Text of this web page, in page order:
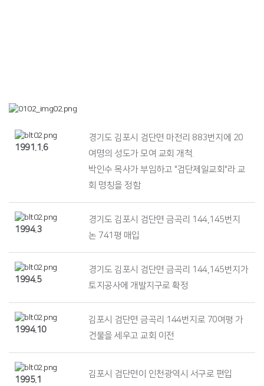
1991.1.6
경기도 김포시 검단면 마전리 883번지에 20
여명의 성도가 모여 교회 개척.
박인수 목사가 부임하고 "검단제일교회"라 교
회 명칭을 정함
1994.3
경기도 김포시 검단면 금곡리 144,145번지
논 741평 매입
1994.5
경기도 김포시 검단면 금곡리 144,145번지가
토지공사에 개발지구로 확정
1994.10
김포시 검단면 금곡리 144번지로 70여평 가
건물을 세우고 교회 이전
1995.1
김포시 검단면이 인천광역시 서구로 편입